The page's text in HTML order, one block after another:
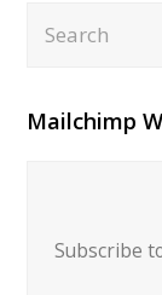
Mailchimp
Subscribe